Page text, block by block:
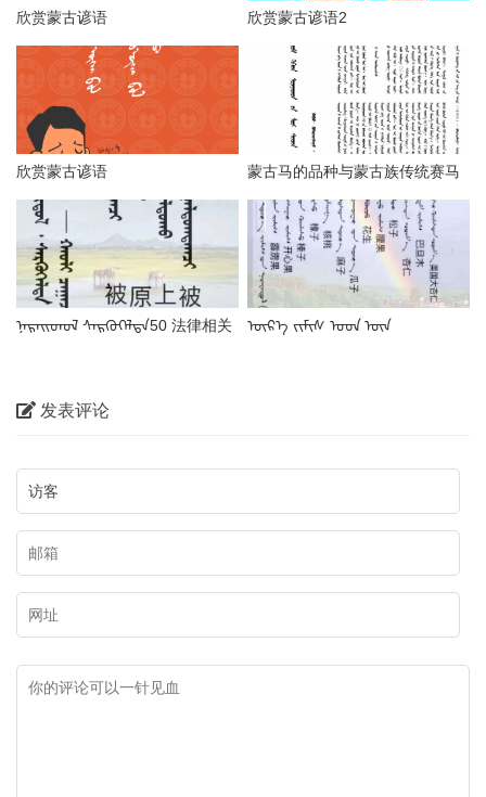
欣赏蒙古谚语 欣赏蒙古谚语2
欣赏蒙古谚语
蒙古马的品种与蒙古族传统赛马
技巧
ᠨᠡᠷᠡᠢᠳᠦᠯ ᠰᠡᠷᠭᠦᠭᠡᠯᠲᠡ50 法律相关
ᠦᠷ᠎ᠡ ᠵᠢᠮᠢᠰ ᠤᠳ ᠦᠨ
发表评论